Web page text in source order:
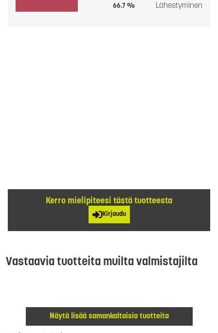
66.7 % Lähestyminen
Kerro mielipiteesi tästä tuotteesta
Kirjaudu
Vastaavia tuotteita muilta valmistajilta
Näytä lisää samankaltaisia tuotteita